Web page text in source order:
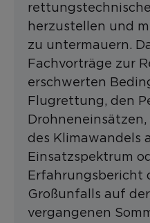
herzustellen und
zu untermauern.
Fachvorträge zur
erschwerten
Flugrettung, den
des Klimawandels
Einsatzspektrum
Erfahrungsbericht
Großunfalls auf
vergangenen